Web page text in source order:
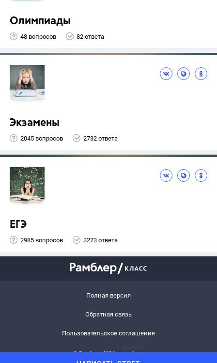
Олимпиады
48 вопросов 82 ответа
Экзамены
2045 вопросов 2732 ответа
ЕГЭ
2985 вопросов 3273 ответа
Полная версия
Обратная связь
Пользовательское соглашение
© Рамблер,2026 6+